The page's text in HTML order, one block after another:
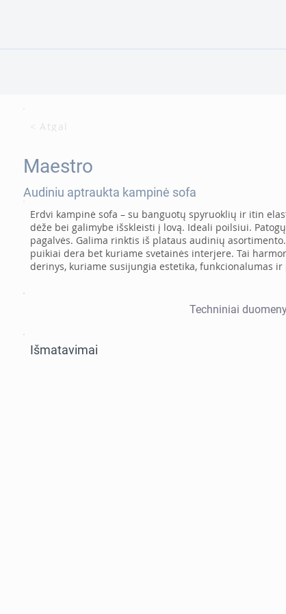
< Atgal
Maestro
Audiniu aptraukta kampinė sofa
Erdvi kampinė sofa – su banguotų spyruoklių ir itin
dėže bei galimybe išskleisti į lovą. Ideali poilsiui.
pagalvės. Galima rinktis iš plataus audinių
puikiai dera bet kuriame svetainės interjere. Tai
derinys, kuriame susijungia estetika, funkcionalumas ir
Techniniai
Išmatavimai